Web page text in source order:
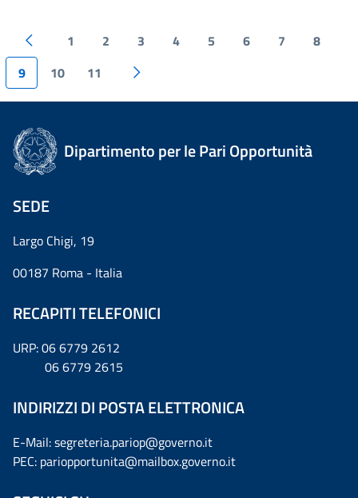
1 2 3 4 5 6 7
8
9
10 11
Dipartimento per le Pari Opportunità
SEDE
Largo Chigi, 19
00187 Roma - Italia
RECAPITI TELEFONICI
URP: 06 6779 2612
06 6779 2615
INDIRIZZI DI POSTA ELETTRONICA
E-Mail: segreteria.pariop@governo.it
PEC: pariopportunita@mailbox.governo.it